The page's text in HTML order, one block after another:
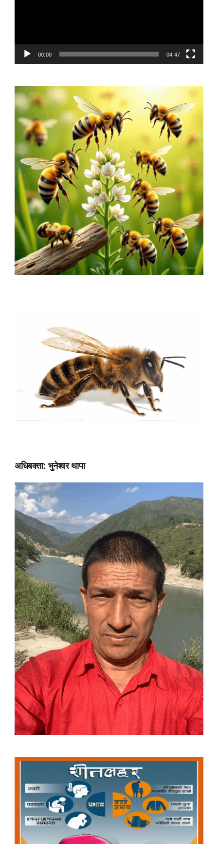
00:00 04:47
अधिबक्ता: भुनेश्वर थापा